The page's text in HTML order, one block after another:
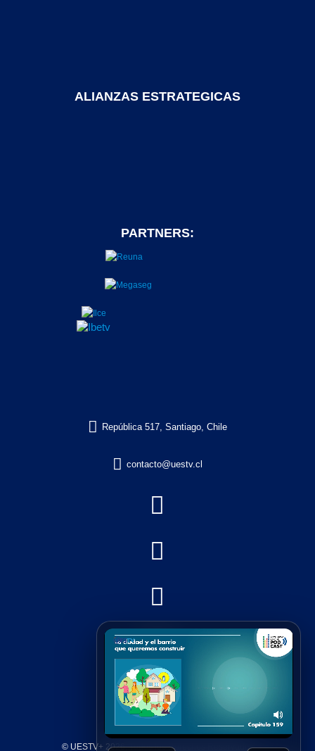
ALIANZAS ESTRATEGICAS
PARTNERS:
 República 517, Santiago, Chile
 contacto@uestv.cl





© UESTV+ 2026, Todos los Derechos Reservados